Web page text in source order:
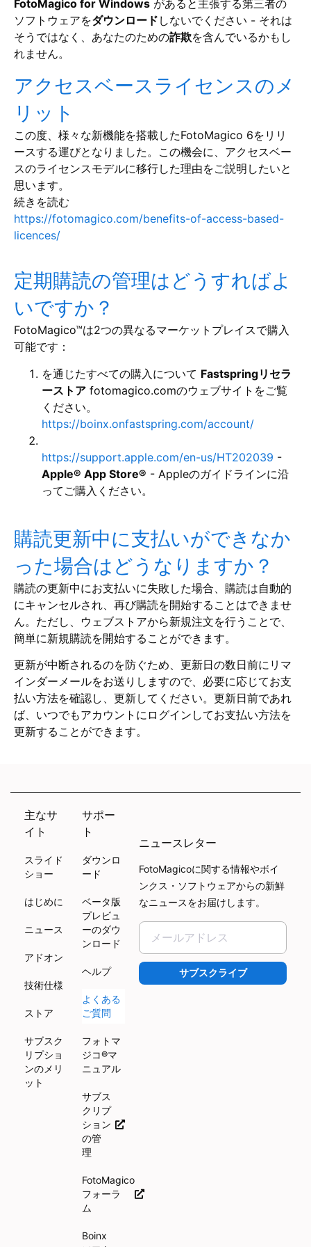
FotoMagico for Windows があると主張する第三者の
ソフトウェアをダウンロード しないでください - それは
そうではなく、あなたのための詐欺を含んでいるかもし
れません。
アクセスベースライセンスのメ
リット
この度、様々な新機能を搭載したFotoMagico 6をリリ
ースする運びとなりました。この機会に、アクセスベー
スのライセンスモデルに移行した理由をご説明したいと
思います。
続きを読む
https://fotomagico.com/benefits-of-access-based-
licences/
定期購読の管理はどうすればよ
いですか？
FotoMagico™は2つの異なるマーケットプレイスで購入
可能です：
を通じたすべての購入について Fastspringリセラ
ーストア fotomagico.comのウェブサイトをご覧
ください。
https://boinx.onfastspring.com/account/
https://support.apple.com/en-us/HT202039 -
Apple® App Store® - Appleのガイドラインに沿
ってご購入ください。
購読更新中に支払いができなか
った場合はどうなりますか？
購読の更新中にお支払いに失敗した場合、購読は自動的
にキャンセルされ、再び購読を開始することはできませ
ん。ただし、ウェブストアから新規注文を行うことで、
簡単に新規購読を開始することができます。
更新が中断されるのを防ぐため、更新日の数日前にリマ
インダーメールをお送りしますので、必要に応じてお支
払い方法を確認し、更新してください。更新日前であれ
ば、いつでもアカウントにログインしてお支払い方法を
更新することができます。
主なサ
イト
スライド
ショー
はじめに
ニュース
アドオン
技術仕様
ストア
サブスク
リプショ
ンのメリ
ット
サポー
ト
ダウンロ
ード
ベータ版
プレビュ
ーのダウ
ンロード
ヘルプ
よくある
ご質問
フォトマ
ジコ®マ
ニュアル
サブス
クリプ
ション
の管
理
FotoMagico
フォーラ
ム
Boinx
ニュースレター
FotoMagicoに関する情報やボイ
ンクス・ソフトウェアからの新鮮
なニュースをお届けします。
サブスクライブ